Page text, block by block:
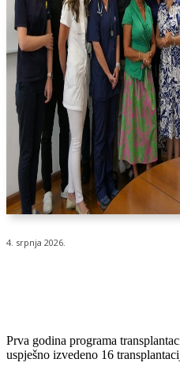
4. srpnja 2026.
Prva godina programa
uspješno izvedeno 16